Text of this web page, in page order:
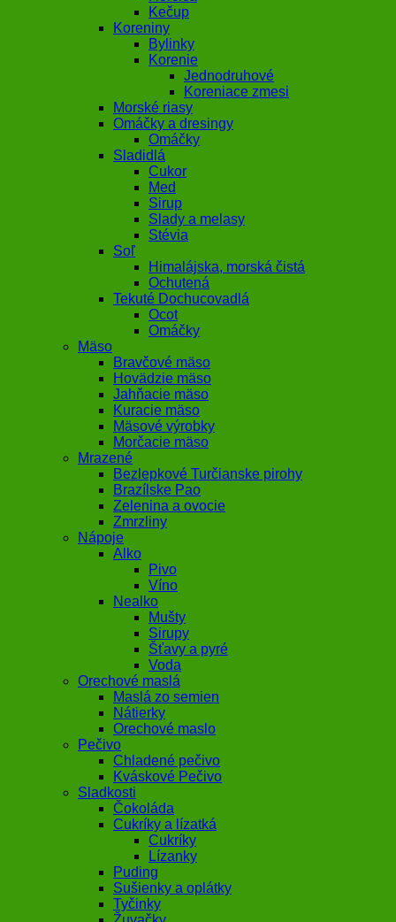
Kečup
Koreniny
Bylinky
Korenie
Jednodruhové
Koreniace zmesi
Morské riasy
Omáčky a dresingy
Omáčky
Sladidlá
Cukor
Med
Sirup
Slady a melasy
Stévia
Soľ
Himalájska, morská čistá
Ochutená
Tekuté Dochucovadlá
Ocot
Omáčky
Mäso
Bravčové mäso
Hovädzie mäso
Jahňacie mäso
Kuracie mäso
Mäsové výrobky
Morčacie mäso
Mrazené
Bezlepkové Turčianske pirohy
Brazílske Pao
Zelenina a ovocie
Zmrzliny
Nápoje
Alko
Pivo
Víno
Nealko
Mušty
Sirupy
Šťavy a pyré
Voda
Orechové maslá
Maslá zo semien
Nátierky
Orechové maslo
Pečivo
Chladené pečivo
Kváskové Pečivo
Sladkosti
Čokoláda
Cukríky a lízatká
Cukríky
Lízanky
Puding
Sušienky a oplátky
Tyčinky